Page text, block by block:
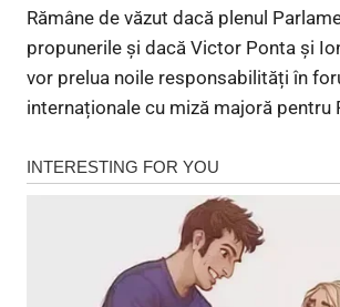
Rămâne de văzut dacă plenul
propunerile și dacă Victor Ponta și
vor prelua noile responsabilități în
internaționale cu miză majoră pentru